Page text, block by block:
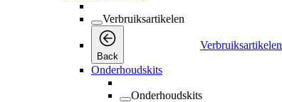
Verbruiksartikelen
Back
Verbruiksartikelen
Onderhoudskits
Onderhoudskits